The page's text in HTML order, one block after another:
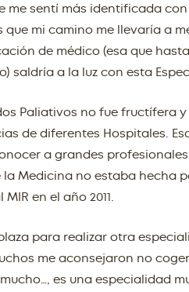
me sentí más identificada
mi camino me llevaría a
de médico (esa que
saldría a la luz con esta
Paliativos no fue fructífera
de diferentes Hospitales.
a grandes
Medicina no estaba hecha
en el año 2011.
para realizar otra
me aconsejaron no
es una especialidad